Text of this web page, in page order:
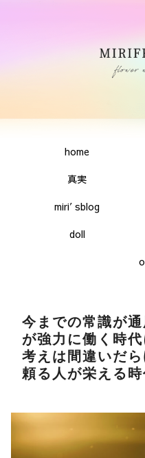
home
真実
miri′sblog
doll
今までの常識が
が強力に働く時
考えは間違いだ
頼る人が栄える時